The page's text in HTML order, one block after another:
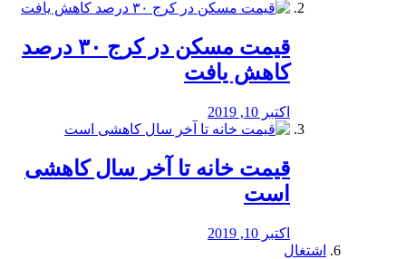
️قیمت مسکن در کرج ۳۰ درصد
کاهش یافت
اکتبر 10, 2019
قیمت خانه تا آخر سال کاهشی
است
اکتبر 10, 2019
اشتغال